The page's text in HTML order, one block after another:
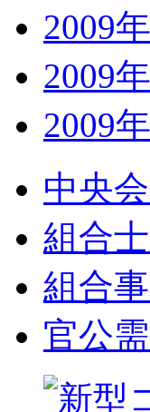
2009
2009
2009
中央
組合
組合
官公